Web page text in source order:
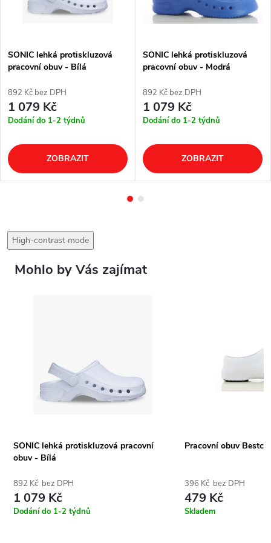
SONIC lehká protiskluzová
pracovní obuv - Bílá
892 Kč bez DPH
1 079 Kč
Dodání do 1-2 týdnů
ZOBRAZIT
SONIC lehká protiskluzová
pracovní obuv - Modrá
892 Kč bez DPH
1 079 Kč
Dodání do 1-2 týdnů
ZOBRAZIT
High-contrast mode
Mohlo by Vás zajímat
SONIC lehká protiskluzová pracovní
obuv - Bílá
892 Kč bez DPH
1 079 Kč
Dodání do 1-2 týdnů
Pracovní obuv
396 Kč bez DPH
479 Kč
Skladem